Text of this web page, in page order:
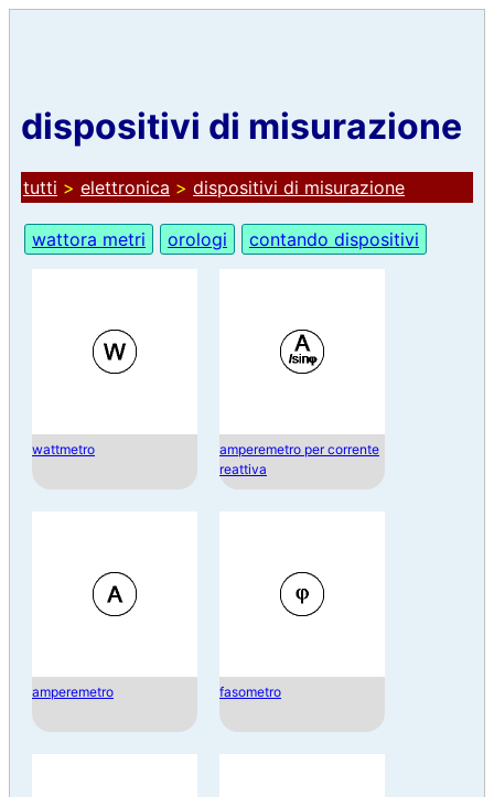
dispositivi di misurazione
tutti > elettronica > dispositivi di misurazione
wattora metri orologi contando dispositivi
wattmetro
amperemetro per corrente
reattiva
amperemetro fasometro